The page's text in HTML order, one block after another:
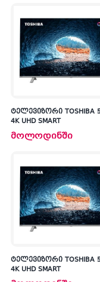
ტელევიზორი TOSHIBA
4K UHD SMART
მოლოდინში
ტელევიზორი TOSHIBA
4K UHD SMART